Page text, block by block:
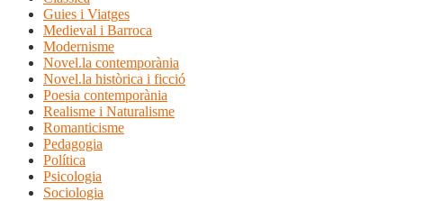
Guies i Viatges
Medieval i Barroca
Modernisme
Novel.la contemporània
Novel.la històrica i ficció
Poesia contemporània
Realisme i Naturalisme
Romanticisme
Pedagogia
Política
Psicologia
Sociologia